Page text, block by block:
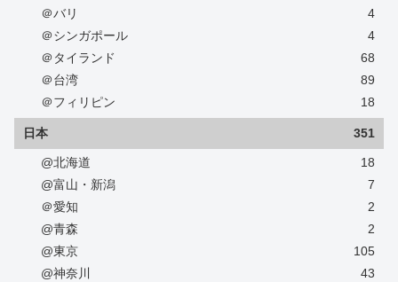
＠バリ
4
＠シンガポール
4
＠タイランド
68
＠台湾
89
＠フィリピン
18
日本 351
@北海道
18
@富山・新潟
7
＠愛知
2
@青森
2
@東京
105
@神奈川
43